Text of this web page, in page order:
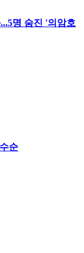
명 숨진 '의암호
순